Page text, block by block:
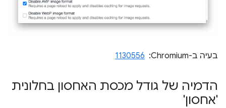
בעיה ב-Chromium: ‏ 1130556
הדמיה של גודל מכסת האחסון בחלונית
'אחסון'